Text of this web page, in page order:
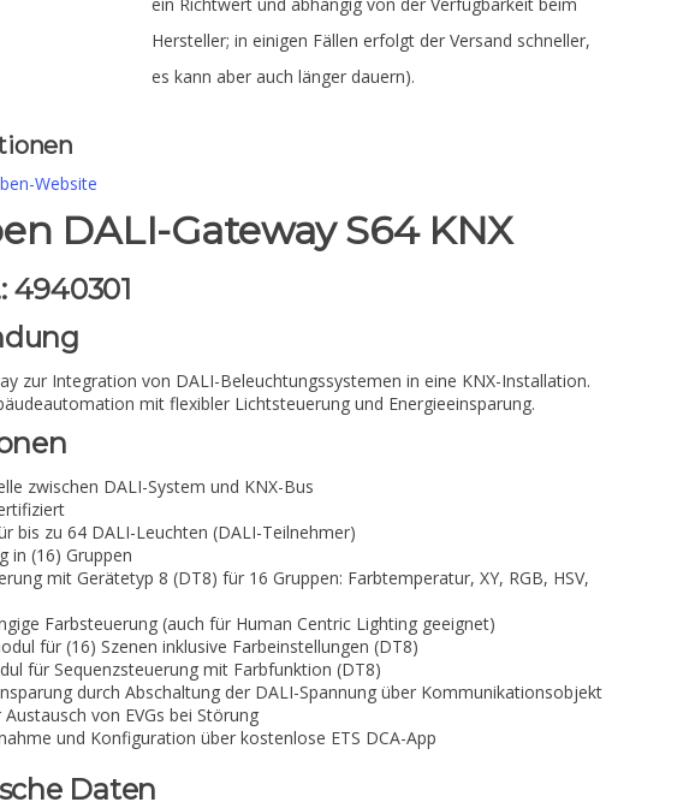
Hersteller; in einigen Fällen erfolgt der Versand schneller,
es kann aber auch länger dauern).
Website
DALI-Gateway S64 KNX
4940301
zur Integration von DALI-Beleuchtungssystemen in eine KNX-Installation.
mit flexibler Lichtsteuerung und Energieeinsparung.
zwischen DALI-System und KNX-Bus
bis zu 64 DALI-Leuchten (DALI-Teilnehmer)
in (16) Gruppen
mit Gerätetyp 8 (DT8) für 16 Gruppen: Farbtemperatur, XY, RGB, HSV,
Farbsteuerung (auch für Human Centric Lighting geeignet)
für (16) Szenen inklusive Farbeinstellungen (DT8)
für Sequenzsteuerung mit Farbfunktion (DT8)
durch Abschaltung der DALI-Spannung über Kommunikationsobjekt
Austausch von EVGs bei Störung
und Konfiguration über kostenlose ETS DCA-App
Daten